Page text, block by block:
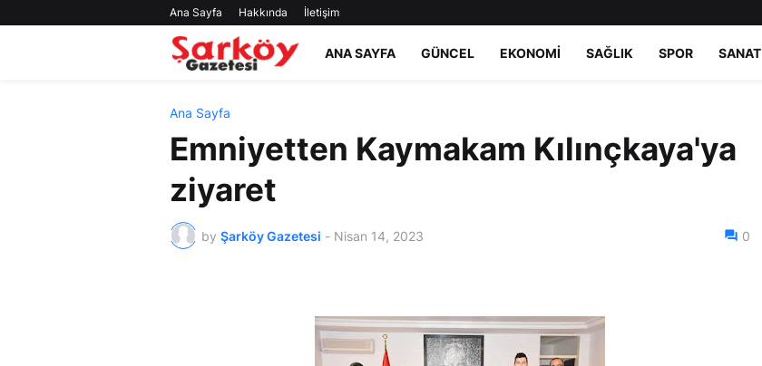
Ana Sayfa Hakkında İletişim
ANA SAYFA GÜNCEL EKONOMI SAĞLIK SPOR SANAT
Ana Sayfa
Emniyetten Kaymakam Kılınçkaya'ya
ziyaret
by Şarköy Gazetesi - Nisan 14, 2023 0